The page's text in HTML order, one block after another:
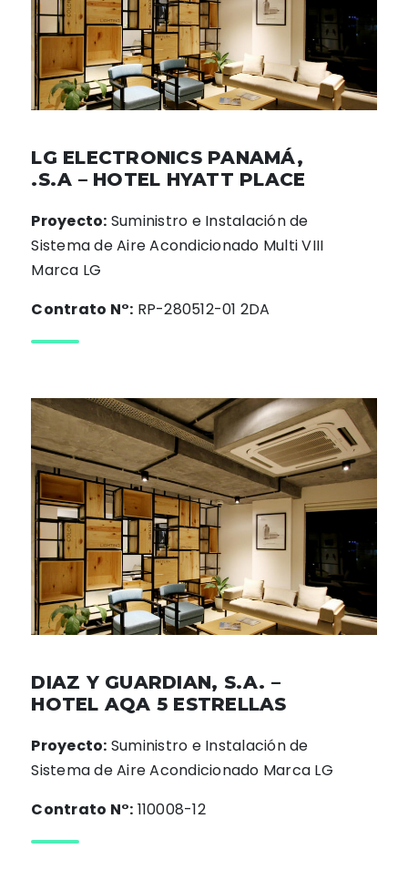
LG ELECTRONICS PANAMÁ,
.S.A – HOTEL HYATT PLACE
Proyecto: Suministro e Instalación de
Sistema de Aire Acondicionado Multi VIII
Marca LG
Contrato N°: RP-280512-01 2DA
DIAZ Y GUARDIAN, S.A. –
HOTEL AQA 5 ESTRELLAS
Proyecto: Suministro e Instalación de
Sistema de Aire Acondicionado Marca LG
Contrato N°: 110008-12